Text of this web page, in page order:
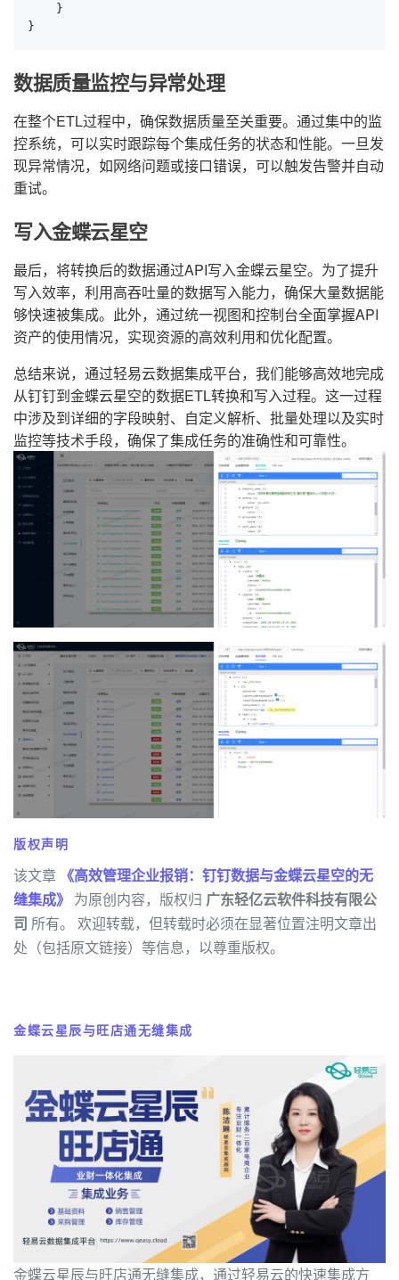
    }
}
数据质量监控与异常处理
在整个ETL过程中，确保数据质量至关重要。通过集中的监
控系统，可以实时跟踪每个集成任务的状态和性能。一旦发
现异常情况，如网络问题或接口错误，可以触发告警并自动
重试。
写入金蝶云星空
最后，将转换后的数据通过API写入金蝶云星空。为了提升
写入效率，利用高吞吐量的数据写入能力，确保大量数据能
够快速被集成。此外，通过统一视图和控制台全面掌握API
资产的使用情况，实现资源的高效利用和优化配置。
总结来说，通过轻易云数据集成平台，我们能够高效地完成
从钉钉到金蝶云星空的数据ETL转换和写入过程。这一过程
中涉及到详细的字段映射、自定义解析、批量处理以及实时
监控等技术手段，确保了集成任务的准确性和可靠性。
版权声明
该文章 《高效管理企业报销：钉钉数据与金蝶云星空的无
缝集成》 为原创内容，版权归 广东轻亿云软件科技有限公
司 所有。 欢迎转载，但转载时必须在显著位置注明文章出
处（包括原文链接）等信息，以尊重版权。
金蝶云星辰与旺店通无缝集成
金蝶云星辰与旺店通无缝集成，通过轻易云的快速集成方